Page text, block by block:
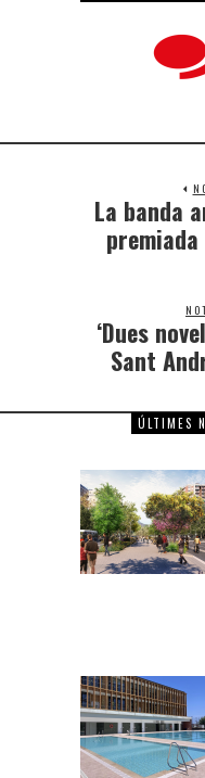
La banda
‘Dues
Sant
ÚLTIMES